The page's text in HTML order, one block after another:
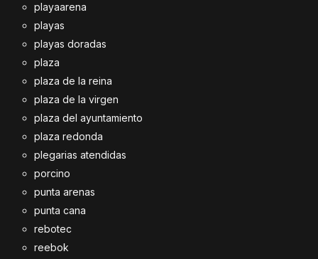
playaarena
playas
playas doradas
plaza
plaza de la reina
plaza de la virgen
plaza del ayuntamiento
plaza redonda
plegarias atendidas
porcino
punta arenas
punta cana
rebotec
reebok